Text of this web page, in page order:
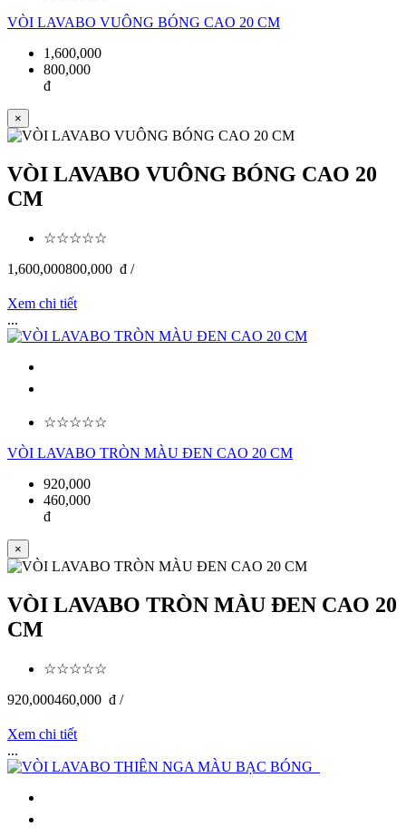
VÒI LAVABO VUÔNG BÓNG CAO 20 CM
1,600,000
800,000
đ
×
VÒI LAVABO VUÔNG BÓNG CAO 20
CM
☆☆☆☆☆
1,600,000800,000 đ /
Xem chi tiết
...
☆☆☆☆☆
VÒI LAVABO TRÒN MÀU ĐEN CAO 20 CM
920,000
460,000
đ
×
VÒI LAVABO TRÒN MÀU ĐEN CAO 20
CM
☆☆☆☆☆
920,000460,000 đ /
Xem chi tiết
...